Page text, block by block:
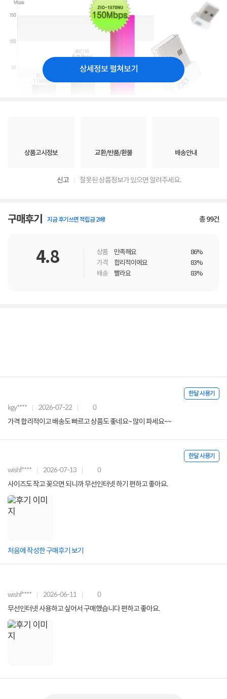
상세정보 펼쳐보기
상품고시정보 교환/반품/환불 배송안내
신고 잘못된 상품정보가 있으면 알려주세요.
구매후기 지금 후기쓰면 적립금 2배! 총99건
4.8 상품 만족해요
86%
가격
합리적이에요
83%
배송
빨라요 83%
한달 사용기
kgy**** 2026-07-22 0
가격 합리적이고 배송도 빠르고 상품도 좋네요~ 많이 파세요~~
한달 사용기
wishf**** 2026-07-13 0
사이즈도 작고 꽂으면 되니까 무선인터넷 하기 편하고 좋아요.
처음에 작성한 구매후기 보기
wishf**** 2026-06-11 0
무선인터넷 사용하고 싶어서 구매했습니다 편하고 좋아요.